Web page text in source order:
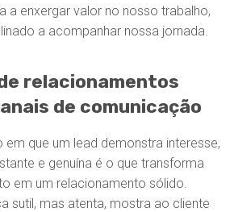
a enxergar valor no nosso trabalho,
a acompanhar nossa jornada.
relacionamentos
de comunicação
que um lead demonstra interesse,
e genuína é o que transforma
em um relacionamento sólido.
sutil, mas atenta, mostra ao cliente